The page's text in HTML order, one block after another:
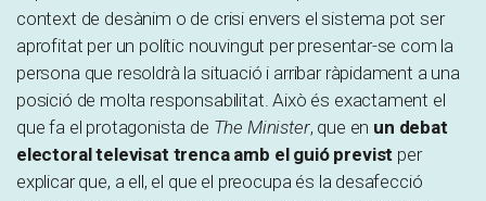
context de desànim o de crisi envers el sistema pot ser
aprofitat per un polític nouvingut per presentar-se com la
persona que resoldrà la situació i arribar ràpidament a una
posició de molta responsabilitat. Això és exactament el
que fa el protagonista de The Minister, que en un debat
electoral televisat trenca amb el guió previst per
explicar que, a ell, el que el preocupa és la desafecció